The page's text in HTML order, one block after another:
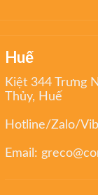
Huế
Kiệt 344 Trưng
Thủy, Huế
Hotline/Zalo/
Email: